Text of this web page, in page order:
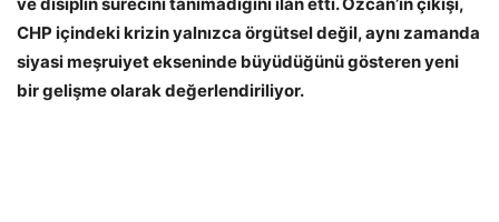
CHP içindeki krizin yalnızca örgütsel değil, aynı zamanda
siyasi meşruiyet ekseninde büyüdüğünü gösteren yeni
bir gelişme olarak değerlendiriliyor.